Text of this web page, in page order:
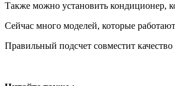
Также можно установить кондиционер,
Сейчас много моделей, которые
Правильный подсчет совместит качество